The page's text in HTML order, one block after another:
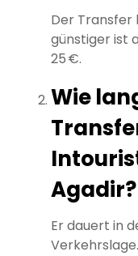
Der Transfer
günstiger ist
25 €.
Wie
Agadir?
Er dauert in
Verkehrslage.